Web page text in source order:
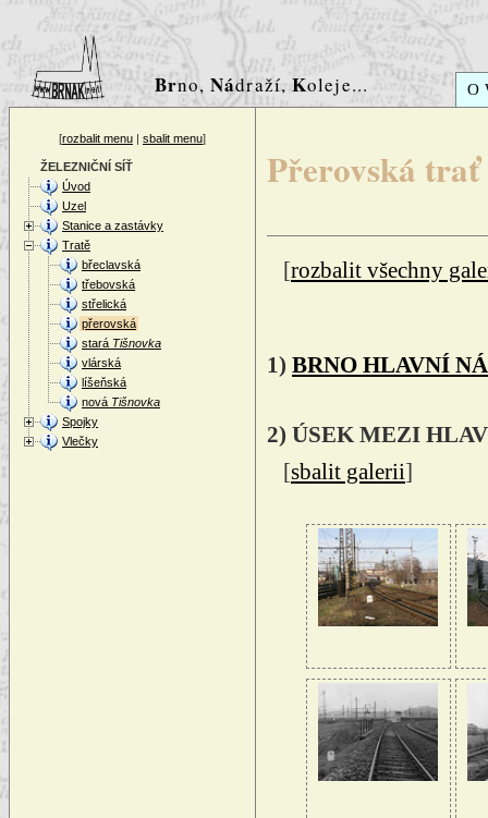
Brno,Nádraží,Koleje... O
[rozbalit menu | sbalit menu]
ŽELEZNIČNÍ SÍŤ
Úvod
Uzel
Stanice a zastávky
Tratě
břeclavská
třebovská
střelická
přerovská
stará Tišnovka
vlárská
líšeňská
nová Tišnovka
Spojky
Vlečky
Přerovská trať
[rozbalit všechny
1) BRNO HLAVNÍ
2) ÚSEK MEZI
[sbalit galerii]